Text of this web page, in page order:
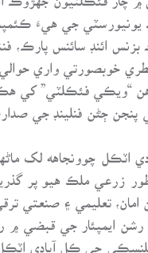
يونيورسٽي جي هيءَ
بزنس ائنڊ سائنس
خوبصورتي واري حوالي
هن “ويڪي فئڪلٽي” کي
پنجن ڄڻن فنلينڊ جي
اٽڪل چوونجاهه لک
طور زرعي ملڪ هيو پر
امان، تعليمي ۽
جي ڪل آبادي